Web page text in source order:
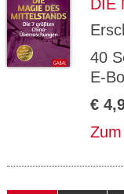
DIE
40
E-
€